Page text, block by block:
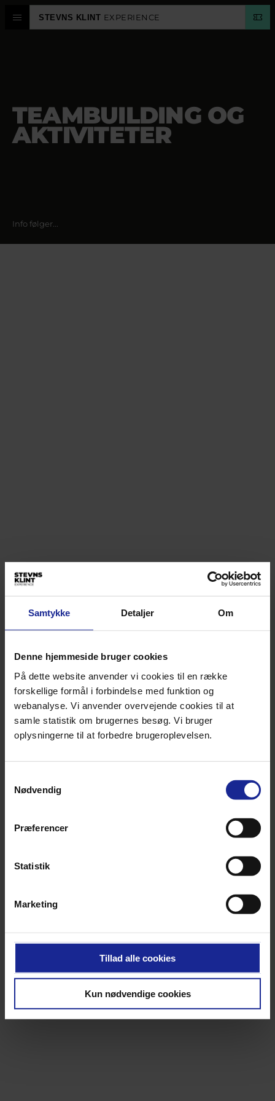
Samtykke Detaljer Om
Denne hjemmeside bruger cookies
På dette website anvender vi cookies til en række
forskellige formål i forbindelse med funktion og
webanalyse. Vi anvender overvejende cookies til at
samle statistik om brugernes besøg. Vi bruger
oplysningerne til at forbedre brugeroplevelsen.
Nødvendig
Præferencer
Statistik
Marketing
Tillad alle cookies
Kun nødvendige cookies
STEVNS KLINT EXPERIENCE
PLANLÆG
TEAMBUILDING OG
AKTIVITETER
Info følger...